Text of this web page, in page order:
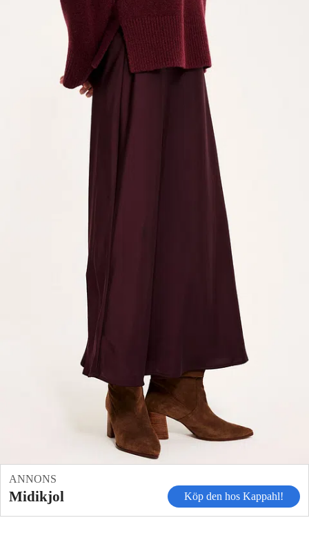
ANNONS
Midikjol Köp den hos Kappahl!